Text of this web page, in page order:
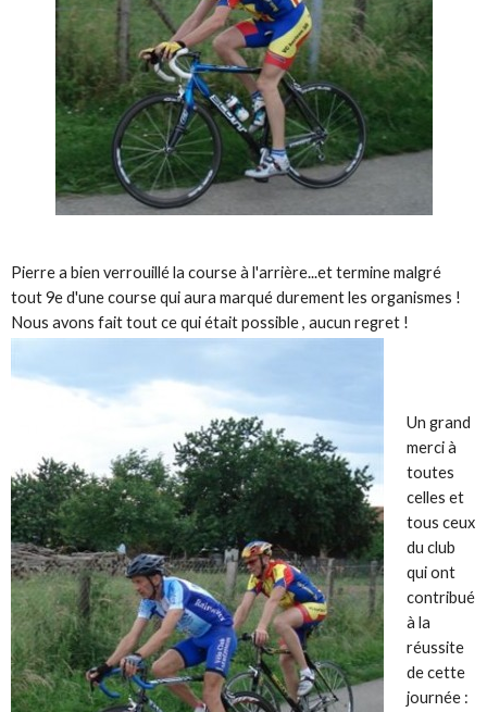
Pierre a bien verrouillé la course à l'arrière...et termine malgré
tout 9e d'une course qui aura marqué durement les organismes !
Nous avons fait tout ce qui était possible , aucun regret !
Un grand
merci à
toutes
celles et
tous ceux
du club
qui ont
contribué
à la
réussite
de cette
journée :